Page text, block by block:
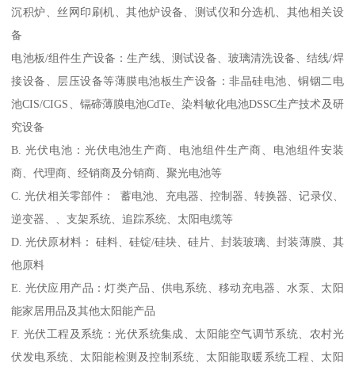
沉积炉、丝网印刷机、其他炉设备、测试仪和分选机、其他相关设
备
电池板/组件生产设备：生产线、测试设备、玻璃清洗设备、结线/焊
接设备、层压设备等薄膜电池板生产设备：非晶硅电池、铜铟二电
池CIS/CIGS、镉碲薄膜电池CdTe、染料敏化电池DSSC生产技术及研
究设备
B. 光伏电池：光伏电池生产商、电池组件生产商、电池组件安装
商、代理商、经销商及分销商、聚光电池等
C. 光伏相关零部件： 蓄电池、充电器、控制器、转换器、记录仪、
逆变器、、支架系统、追踪系统、太阳电缆等
D. 光伏原材料： 硅料、硅锭/硅块、硅片、封装玻璃、封装薄膜、其
他原料
E. 光伏应用产品：灯类产品、供电系统、移动充电器、水泵、太阳
能家居用品及其他太阳能产品
F. 光伏工程及系统：光伏系统集成、太阳能空气调节系统、农村光
伏发电系统、太阳能检测及控制系统、太阳能取暖系统工程、太阳